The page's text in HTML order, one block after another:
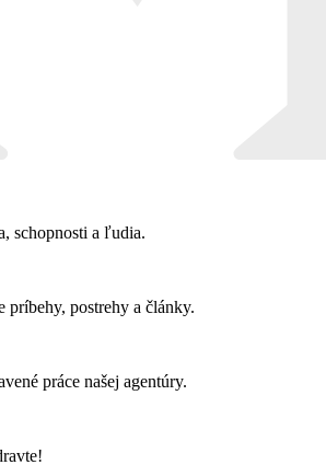
schopnosti a ľudia.
príbehy, postrehy a články.
práce našej agentúry.